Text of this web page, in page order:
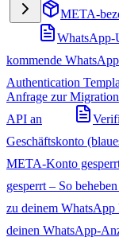
META-
WhatsApp-
kommende
Authentication
Anfrage zur
API an
Geschäftskonto
META-Konto
gesperrt – So
zu deinem
deinen WhatsApp-